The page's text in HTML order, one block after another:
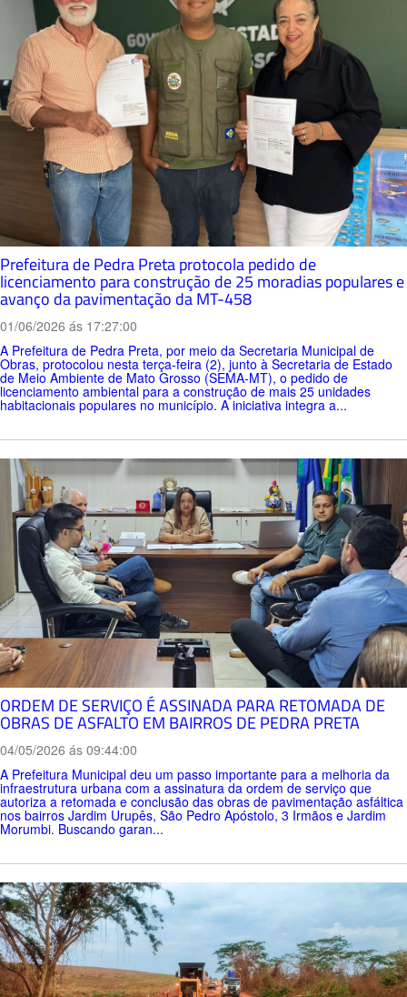
Prefeitura de Pedra Preta protocola pedido de
licenciamento para construção de 25 moradias populares e
avanço da pavimentação da MT-458
01/06/2026 ás 17:27:00
A Prefeitura de Pedra Preta, por meio da Secretaria Municipal de
Obras, protocolou nesta terça-feira (2), junto à Secretaria de Estado
de Meio Ambiente de Mato Grosso (SEMA-MT), o pedido de
licenciamento ambiental para a construção de mais 25 unidades
habitacionais populares no município. A iniciativa integra a...
ORDEM DE SERVIÇO É ASSINADA PARA RETOMADA DE
OBRAS DE ASFALTO EM BAIRROS DE PEDRA PRETA
04/05/2026 ás 09:44:00
A Prefeitura Municipal deu um passo importante para a melhoria da
infraestrutura urbana com a assinatura da ordem de serviço que
autoriza a retomada e conclusão das obras de pavimentação asfáltica
nos bairros Jardim Urupês, São Pedro Apóstolo, 3 Irmãos e Jardim
Morumbi. Buscando garan...